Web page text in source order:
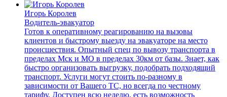
Игорь Королев
Водитель-эвакуатор
Готов к оперативному реагированию на вызовы
клиентов и быстрому выезду на эвакуаторе на место
происшествия. Опытный спец по вывозу транспорта в
пределах Мск и МО в пределах 30км от базы. Знает, как
быстро организовать выгрузку, подобрать подходящий
транспорт. Услуги могут стоить по-разному в
зависимости от Вашего ТС, но всегда по честному
тарифу. Доступен всю неделю, есть возможность